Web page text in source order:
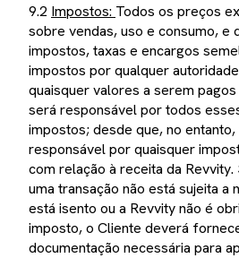
9.2 Impostos: Todos os preços
sobre vendas, uso e consumo, e
impostos, taxas e encargos
impostos por qualquer
quaisquer valores a serem
será responsável por todos
impostos; desde que, no
responsável por quaisquer
com relação à receita da
uma transação não está sujeita a
está isento ou a Revvity não é
imposto, o Cliente deverá
documentação necessária para